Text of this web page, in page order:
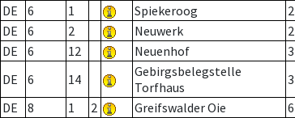
DE
6 1 Spiekeroog 2
DE
6 2 Neuwerk 2
DE
6 12 Neuenhof 3
DE
6 14
Gebirgsbelegstelle
Torfhaus
3
DE
8 1 2 Greifswalder Oie 6